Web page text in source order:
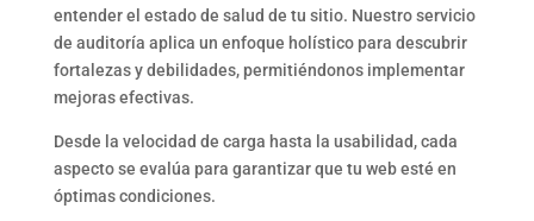
entender el estado de salud de tu sitio. Nuestro servicio
de auditoría aplica un enfoque holístico para descubrir
fortalezas y debilidades, permitiéndonos implementar
mejoras efectivas.
Desde la velocidad de carga hasta la usabilidad, cada
aspecto se evalúa para garantizar que tu web esté en
óptimas condiciones.